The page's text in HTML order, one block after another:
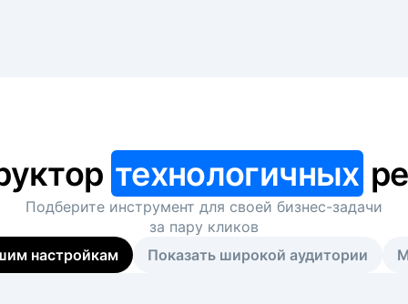
технологичных
Подберите инструмент для своей бизнес-задачи
за пару кликов
настройкам
Показать широкой аудитории